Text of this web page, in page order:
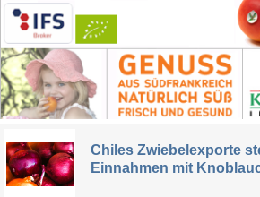
Chiles Zwiebelexporte
Einnahmen mit